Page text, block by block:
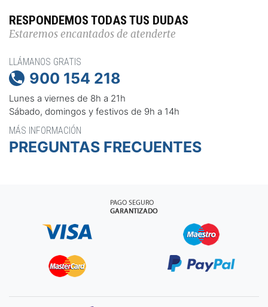
RESPONDEMOS TODAS TUS DUDAS
Estaremos encantados de atenderte
LLÁMANOS GRATIS
 900 154 218
Lunes a viernes de 8h a 21h
Sábado, domingos y festivos de 9h a 14h
MÁS INFORMACIÓN
PREGUNTAS FRECUENTES